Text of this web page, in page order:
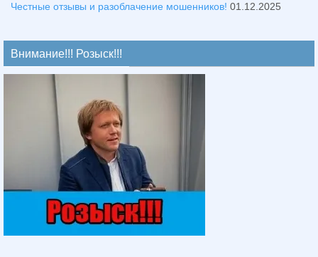
Честные отзывы и разоблачение мошенников! 01.12.2025
Внимание!!! Розыск!!!